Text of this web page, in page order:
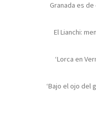
Granada es
El Lianchi:
‘Lorca en
‘Bajo el ojo del